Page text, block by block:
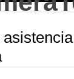
asistencia